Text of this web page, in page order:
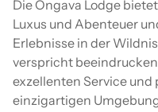
Die Ongava Lodge
Luxus und Abenteuer
Erlebnisse in der
verspricht
exzellenten Service
einzigartigen